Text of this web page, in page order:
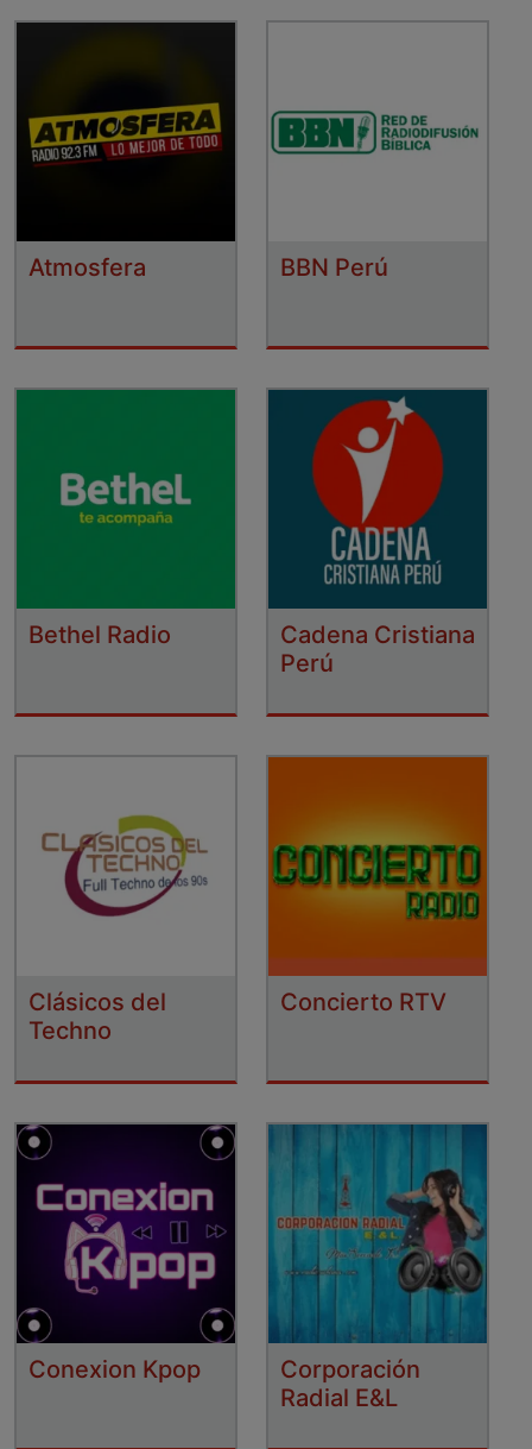
Atmosfera BBN Perú
Bethel Radio
Cadena Cristiana
Perú
Clásicos del
Techno
Concierto RTV
Conexion Kpop
Corporación
Radial E&L